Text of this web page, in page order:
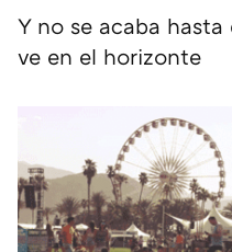
Y no se acaba hasta
ve en el horizonte